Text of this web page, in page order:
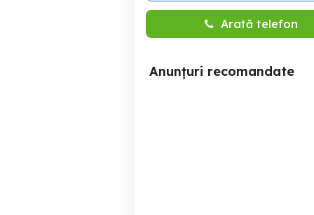
Arată telefon
Anunțuri recomandate